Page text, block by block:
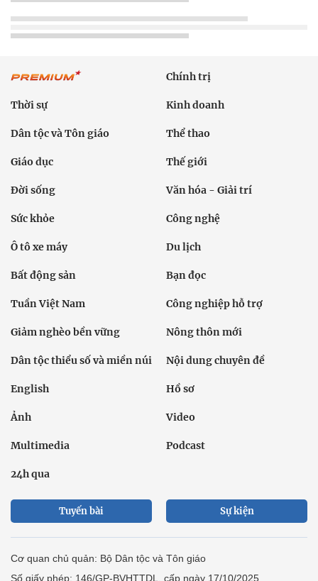
Chính trị
Thời sự Kinh doanh
Dân tộc và Tôn giáo Thể thao
Giáo dục Thế giới
Đời sống Văn hóa - Giải trí
Sức khỏe Công nghệ
Ô tô xe máy Du lịch
Bất động sản Bạn đọc
Tuần Việt Nam Công nghiệp hỗ trợ
Giảm nghèo bền vững Nông thôn mới
Dân tộc thiểu số và miền núi Nội dung chuyên đề
English Hồ sơ
Ảnh Video
Multimedia Podcast
24h qua
Tuyến bài Sự kiện
Cơ quan chủ quản: Bộ Dân tộc và Tôn giáo
Số giấy phép: 146/GP-BVHTTDL, cấp ngày 17/10/2025